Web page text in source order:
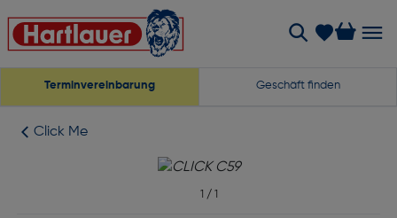
Terminvereinbarung Geschäft finden
Click Me
1 / 1